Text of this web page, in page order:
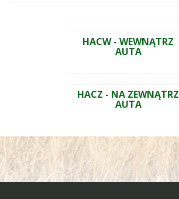
HACW - WEWNĄTRZ
AUTA
HACZ - NA ZEWNĄTRZ
AUTA